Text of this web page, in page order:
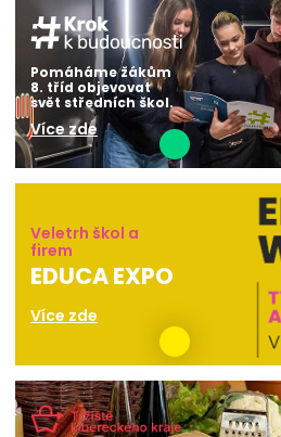
Pomáháme žákům
8. tříd objevovat
svět středních škol.
Více zde
Veletrh škol a
firem
EDUCA EXPO
Více zde